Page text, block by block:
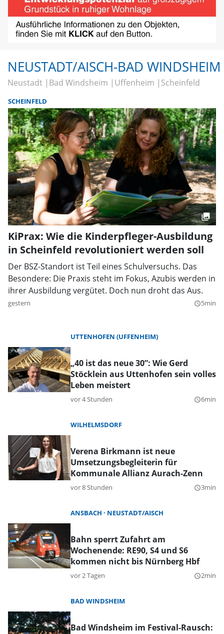
NEUSTADT/AISCH-BAD WINDSHEIM
Neustadt Bad Windsheim Uffenheim Scheinfeld
SCHEINFELD
KiPrax: Wie die Kinderpfleger-Ausbildung
in Scheinfeld revolutioniert werden soll
Der BSZ-Standort ist Teil eines Schulversuchs. Das
Besondere: Die Praxis steht im Fokus, Azubis werden in
ihrer Ausbildung vergütet. Doch nun droht das Aus.
gestern query_builder5min
UTTENHOFEN (UFFENHEIM)
„40 ist das neue 30”: Wie Gerd
Stöcklein aus Uttenhofen sein volles
Leben meistert
vor 4 Stunden query_builder6min
WILHELMSDORF
Verena Birkmann ist neue
Umsetzungsbegleiterin für
Kommunale Allianz Aurach-Zenn
vor 8 Stunden query_builder3min
ANSBACH NEUSTADT/AISCH
Bahn sperrt Zufahrt am
Wochenende: RE90, S4 und S6
kommen nicht bis Nürnberg Hbf
vor 2 Tagen query_builder2min
BAD WINDSHEIM
Bad Windsheim im Festival-Rausch: